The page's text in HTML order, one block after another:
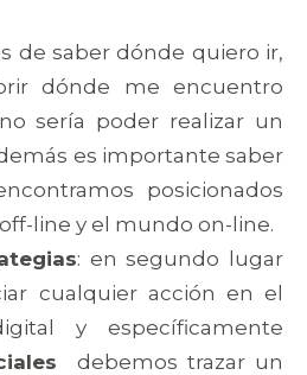
de saber dónde quiero ir,
dónde me encuentro
sería poder realizar un
es importante saber
posicionados
line y el mundo on-line.
: en segundo lugar
cualquier acción en el
y específicamente
debemos trazar un